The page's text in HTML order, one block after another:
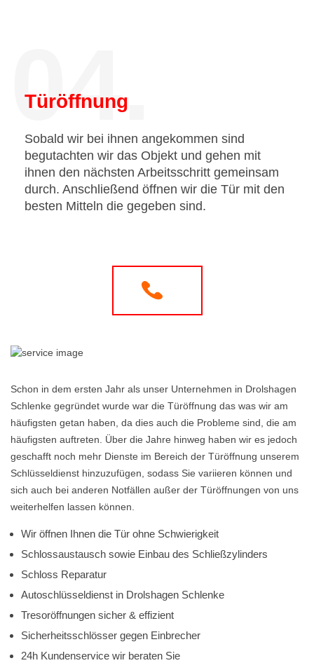
04.
Türöffnung
Sobald wir bei ihnen angekommen sind
begutachten wir das Objekt und gehen mit
ihnen den nächsten Arbeitsschritt gemeinsam
durch. Anschließend öffnen wir die Tür mit den
besten Mitteln die gegeben sind.
Schon in dem ersten Jahr als unser Unternehmen in Drolshagen
Schlenke gegründet wurde war die Türöffnung das was wir am
häufigsten getan haben, da dies auch die Probleme sind, die am
häufigsten auftreten. Über die Jahre hinweg haben wir es jedoch
geschafft noch mehr Dienste im Bereich der Türöffnung unserem
Schlüsseldienst hinzuzufügen, sodass Sie variieren können und
sich auch bei anderen Notfällen außer der Türöffnungen von uns
weiterhelfen lassen können.
Wir öffnen Ihnen die Tür ohne Schwierigkeit
Schlossaustausch sowie Einbau des Schließzylinders
Schloss Reparatur
Autoschlüsseldienst in Drolshagen Schlenke
Tresoröffnungen sicher & effizient
Sicherheitsschlösser gegen Einbrecher
24h Kundenservice wir beraten Sie